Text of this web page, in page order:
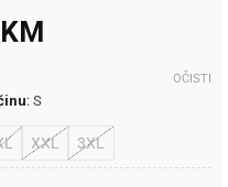
KM
: S
XXL 3XL
OČISTI